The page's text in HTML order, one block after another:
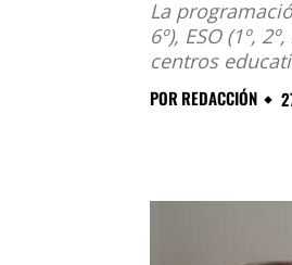
La
6º), ESO (1º,
centros
POR REDACCIÓN